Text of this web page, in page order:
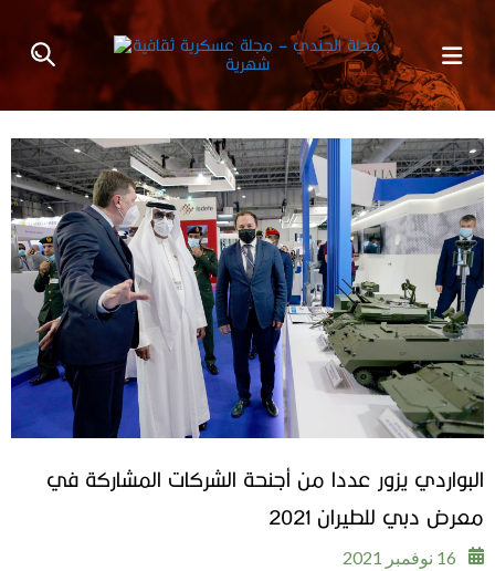
البواردي يزور عددا من أجنحة الشركات المشاركة في
معرض دبي للطيران 2021
16 نوفمبر 2021